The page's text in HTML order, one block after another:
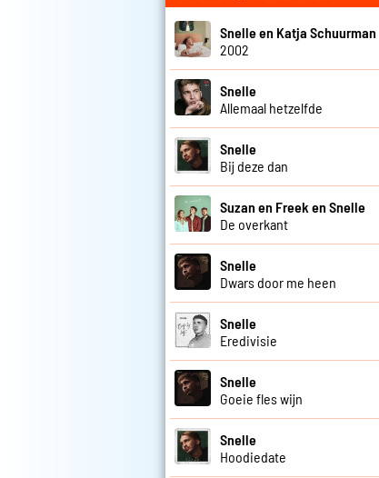
Snelle en Katja Schuurman
2002
Snelle
Allemaal hetzelfde
Snelle
Bij deze dan
Suzan en Freek en Snelle
De overkant
Snelle
Dwars door me heen
Snelle
Eredivisie
Snelle
Goeie fles wijn
Snelle
Hoodiedate